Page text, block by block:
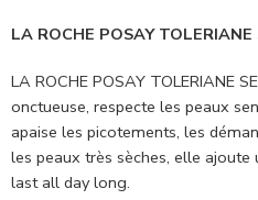
LA ROCHE POSAY
LA ROCHE POSAY TOLERIANE
onctueuse, respecte les peaux
apaise les picotements, les
les peaux très sèches, elle ajoute
last all day long.